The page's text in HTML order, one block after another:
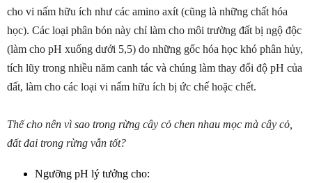
cho vi nấm hữu ích như các amino axít (cũng là những chất hóa
học). Các loại phân bón này chỉ làm cho môi trường đất bị ngộ độc
(làm cho pH xuống dưới 5,5) do những gốc hóa học khó phân hủy,
tích lũy trong nhiều năm canh tác và chúng làm thay đổi độ pH của
đất, làm cho các loại vi nấm hữu ích bị ức chế hoặc chết.
Thế cho nên vì sao trong rừng cây cỏ chen nhau mọc mà cây cỏ,
đất đai trong rừng vẫn tốt?
Ngưỡng pH lý tưởng cho: